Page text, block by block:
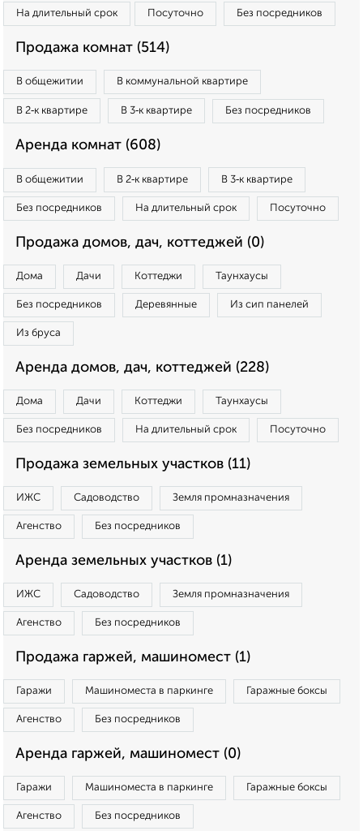
На длительный срок Посуточно Без посредников
Продажа комнат (514)
В общежитии В коммунальной квартире
В 2‑к квартире В 3‑к квартире Без посредников
Аренда комнат (608)
В общежитии В 2‑к квартире В 3‑к квартире
Без посредников На длительный срок Посуточно
Продажа домов, дач, коттеджей (0)
Дома Дачи Коттеджи Таунхаусы
Без посредников Деревянные Из сип панелей
Из бруса
Аренда домов, дач, коттеджей (228)
Дома Дачи Коттеджи Таунхаусы
Без посредников На длительный срок Посуточно
Продажа земельных участков (11)
ИЖС Садоводство Земля промназначения
Агенство Без посредников
Аренда земельных участков (1)
ИЖС Садоводство Земля промназначения
Агенство Без посредников
Продажа гаржей, машиномест (1)
Гаражи Машиноместа в паркинге Гаражные боксы
Агенство Без посредников
Аренда гаржей, машиномест (0)
Гаражи Машиноместа в паркинге Гаражные боксы
Агенство Без посредников